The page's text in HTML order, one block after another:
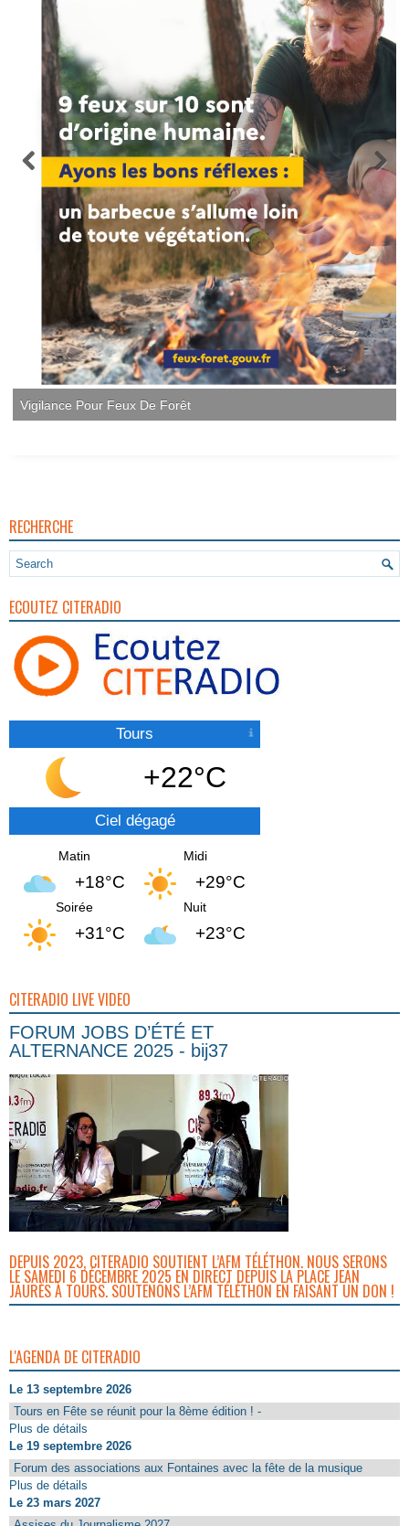
RECHERCHE
ECOUTEZ CITERADIO
Tours
+22°C
Ciel dégagé
Matin
+18°C
Midi
+29°C
Soirée
+31°C
Nuit
+23°C
CITERADIO LIVE VIDEO
FORUM JOBS D’ÉTÉ ET
ALTERNANCE 2025 - bij37
DEPUIS 2023, CITERADIO SOUTIENT L’AFM TÉLÉTHON. NOUS SERONS
LE SAMEDI 6 DÉCEMBRE 2025 EN DIRECT DEPUIS LA PLACE JEAN
JAURÈS À TOURS. SOUTENONS L’AFM TÉLÉTHON EN FAISANT UN DON !
L'AGENDA DE CITERADIO
Le 13 septembre 2026
Tours en Fête se réunit pour la 8ème édition ! -
Plus de détails
Le 19 septembre 2026
Forum des associations aux Fontaines avec la fête de la musique
Plus de détails
Le 23 mars 2027